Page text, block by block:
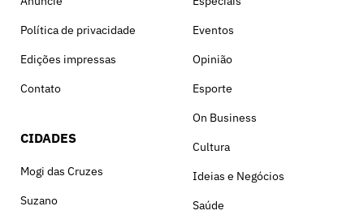
Política de privacidade
Edições impressas
Contato
CIDADES
Mogi das Cruzes
Suzano
Eventos
Opinião
Esporte
On Business
Cultura
Ideias e Negócios
Saúde